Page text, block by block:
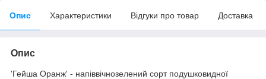
Опис Характеристики Відгуки про товар Доставка
Опис
'Гейша Оранж' - напіввічнозелений сорт подушковидної